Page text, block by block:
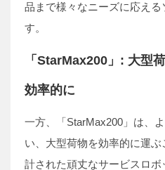
品まで様々なニーズに応え
す。
「StarMax200」: 大型
効率的に
一方、「StarMax200」は、
い、大型荷物を効率的に運
計された頑丈なサービスロ